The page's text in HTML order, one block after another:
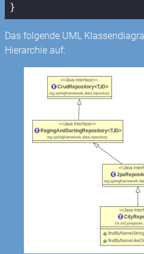
}
Das folgende UML
Hierarchie auf: